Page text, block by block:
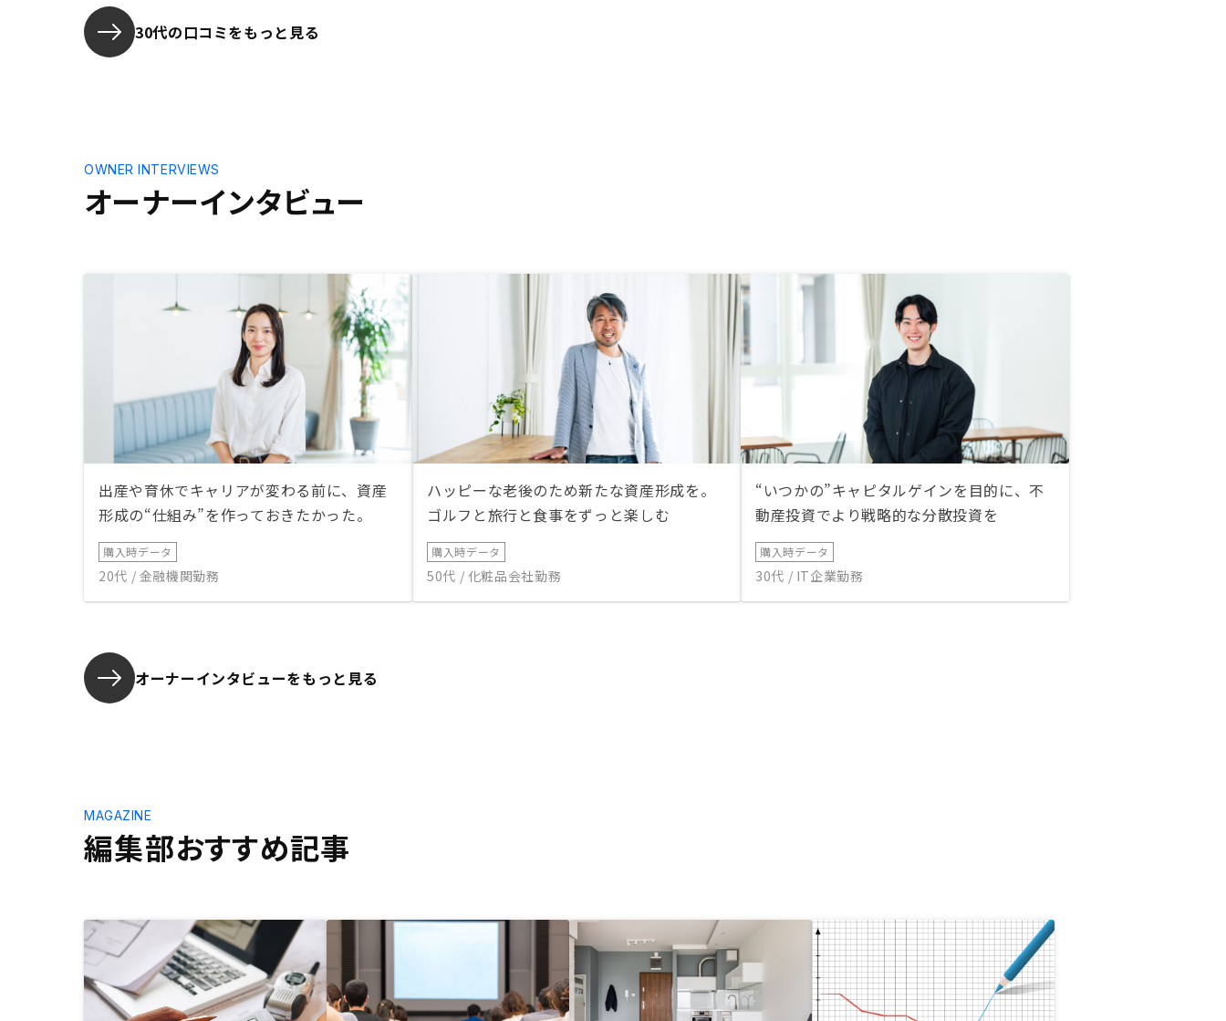
のやりとりがラインのキャプチャー
だったりするので、証憑を正確に出
してほしい。御社の会計監査でも引
っかかるのでは？
30代の口コミをもっと見る
オーナーインタビュー
OWNER INTERVIEWS
出産や育休でキャリアが変わる前に、資産
形成の“仕組み”を作っておきたかった。
購入時データ
20代 / 金融機関勤務
ハッピーな老後のため新たな資産形成を。
ゴルフと旅行と食事をずっと楽しむ
購入時データ
50代 / 化粧品会社勤務
“いつかの”キャピタルゲインを目的に、不
動産投資でより戦略的な分散投資を
購入時データ
30代 / IT企業勤務
オーナーインタビューをもっと見る
編集部おすすめ記事
MAGAZINE